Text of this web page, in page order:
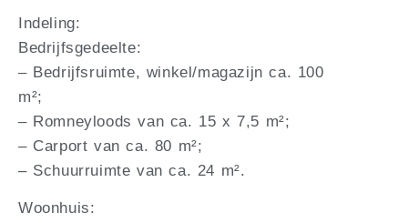
Indeling:
Bedrijfsgedeelte:
– Bedrijfsruimte, winkel/magazijn ca. 100
m²;
– Romneyloods van ca. 15 x 7,5 m²;
– Carport van ca. 80 m²;
– Schuurruimte van ca. 24 m².
Woonhuis: